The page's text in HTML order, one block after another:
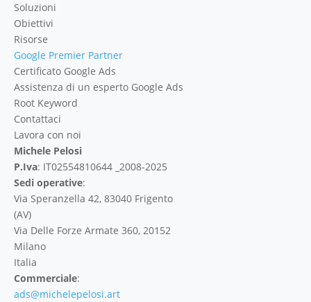
Soluzioni
Obiettivi
Risorse
Google Premier Partner
Certificato Google Ads
Assistenza di un esperto Google Ads
Root Keyword
Contattaci
Lavora con noi
Michele Pelosi
P.Iva: IT02554810644 _2008-2025
Sedi operative:
Via Speranzella 42, 83040 Frigento
(AV)
Via Delle Forze Armate 360, 20152
Milano
Italia
Commerciale:
ads@michelepelosi.art